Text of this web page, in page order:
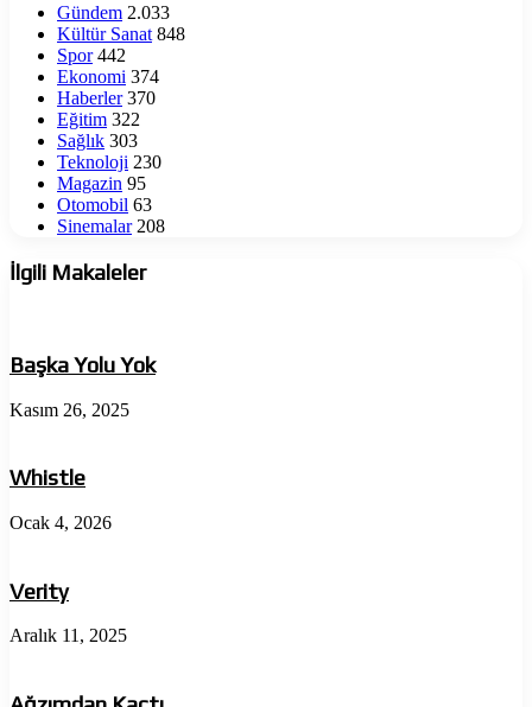
Gündem 2.033
Kültür Sanat 848
Spor 442
Ekonomi 374
Haberler 370
Eğitim 322
Sağlık 303
Teknoloji 230
Magazin 95
Otomobil 63
Sinemalar 208
İlgili Makaleler
Başka Yolu Yok
Kasım 26, 2025
Whistle
Ocak 4, 2026
Verity
Aralık 11, 2025